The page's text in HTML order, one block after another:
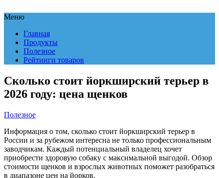
Меню
Главная
Продукты
Полезное
Рейтинги товаров
Сколько стоит йоркширский терьер в
2026 году: цена щенков
Полезное
Информация о том, сколько стоит йоркширский терьер в
России и за рубежом интересна не только профессиональным
заводчикам. Каждый потенциальный владелец хочет
приобрести здоровую собаку с максимальной выгодой. Обзор
стоимости щенков и взрослых животных поможет разобраться
в диапазоне цен на йорков.